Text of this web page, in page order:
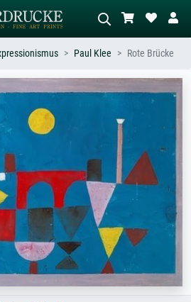
KI-Bildersuche
Beschreiben Sie die Szene – z.B. Grüne
Wiese, Abstrakt mit viel Rot, Dunkles
Ölgemälde, Stehender Akt neben einem
Paul Klee Rote Brücke